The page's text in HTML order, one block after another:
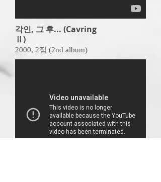
각인, 그 후... (Cavring
Ⅱ)
2000, 2집 (2nd album)